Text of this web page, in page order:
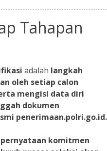
Tahapan
adalah langkah
oleh setiap calon
mengisi data diri
dokumen
penerimaan.polri.go.id.
pernyataan komitmen